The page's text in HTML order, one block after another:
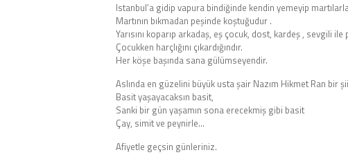
Istanbul’a gidip vapura bindiğinde kendin yemeyip martılarla
Martının bıkmadan peşinde koştuğudur .
Yarısını koparıp arkadaş, eş çocuk, dost, kardeş , sevgili ile
Çocukken harçlığını çıkardığındır.
Her köşe başında sana gülümseyendir.
Aslında en güzelini büyük usta şair Nazım Hikmet Ran bir
Basit yaşayacaksın basit,
Sanki bir gün yaşamın sona erecekmiş gibi basit
Çay, simit ve peynirle…
Afiyetle geçsin günleriniz.